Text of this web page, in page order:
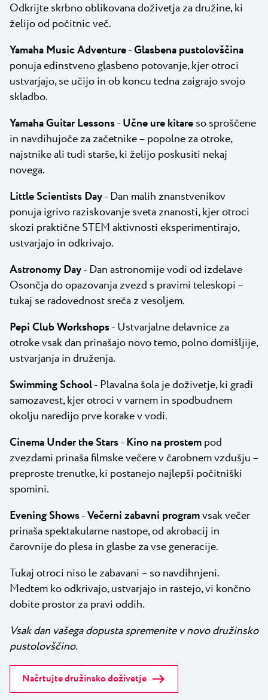
Odkrijte skrbno oblikovana doživetja za družine, ki
želijo od počitnic več.
Yamaha Music Adventure-Glasbena pustolovščina
ponuja edinstveno glasbeno potovanje, kjer otroci
ustvarjajo, se učijo in ob koncu tedna zaigrajo svojo
skladbo.
Yamaha Guitar Lessons-Učne ure kitareso sproščene
in navdihujoče za začetnike – popolne za otroke,
najstnike ali tudi starše, ki želijo poskusiti nekaj
novega.
Little Scientists Day- Dan malih znanstvenikov
ponuja igrivo raziskovanje sveta znanosti, kjer otroci
skozi praktične STEM aktivnosti eksperimentirajo,
ustvarjajo in odkrivajo.
Astronomy Day- Dan astronomije vodi od izdelave
Osončja do opazovanja zvezd s pravimi teleskopi –
tukaj se radovednost sreča z vesoljem.
Pepi Club Workshops- Ustvarjalne delavnice za
otroke vsak dan prinašajo novo temo, polno domišljije,
ustvarjanja in druženja.
Swimming School- Plavalna šola je doživetje, ki gradi
samozavest, kjer otroci v varnem in spodbudnem
okolju naredijo prve korake v vodi.
Cinema Under the Stars-Kino na prostempod
zvezdami prinaša filmske večere v čarobnem vzdušju –
preproste trenutke, ki postanejo najlepši počitniški
spomini.
Evening Shows-Večerni zabavni programvsak večer
prinaša spektakularne nastope, od akrobacij in
čarovnije do plesa in glasbe za vse generacije.
Tukaj otroci niso le zabavani – so navdihnjeni.
Medtem ko odkrivajo, ustvarjajo in rastejo, vi končno
dobite prostor za pravi oddih.
Vsak dan vašega dopusta spremenite v novo družinsko
pustolovščino.
Načrtujte družinsko doživetje